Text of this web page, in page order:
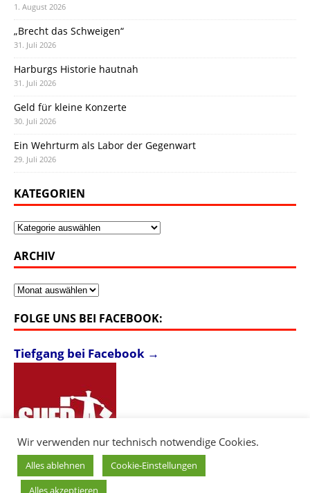
1. August 2026
„Brecht das Schweigen“
31. Juli 2026
Harburgs Historie hautnah
31. Juli 2026
Geld für kleine Konzerte
30. Juli 2026
Ein Wehrturm als Labor der Gegenwart
29. Juli 2026
KATEGORIEN
Kategorien
ARCHIV
Archiv
FOLGE UNS BEI FACEBOOK:
Tiefgang bei Facebook →
Wir verwenden nur technisch notwendige Cookies.
Alles ablehnen
Cookie-Einstellungen
Alles akzeptieren